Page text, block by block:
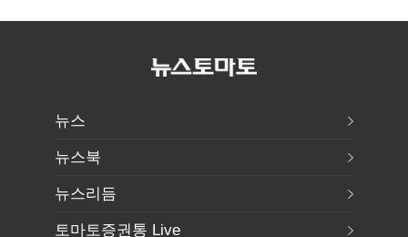
뉴스
뉴스북
뉴스리듬
토마토증권통 Live